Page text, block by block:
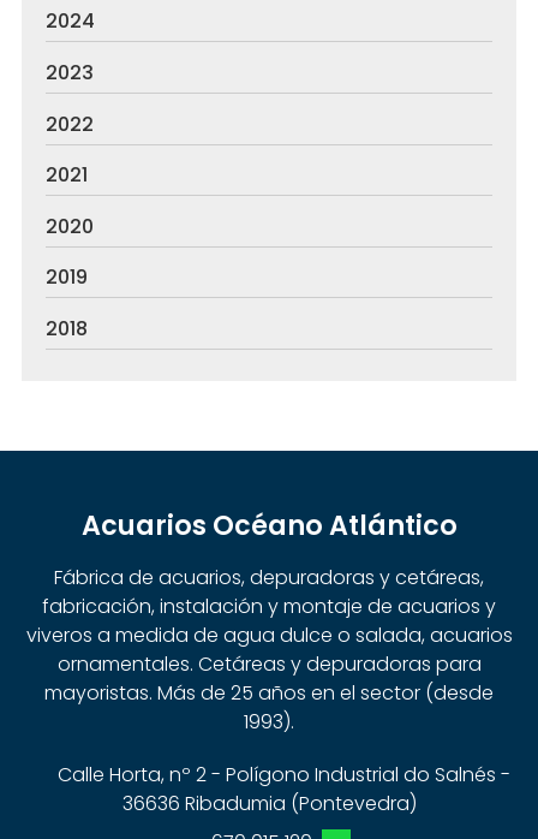
2024
2023
2022
2021
2020
2019
2018
Acuarios Océano Atlántico
Fábrica de acuarios, depuradoras y cetáreas,
fabricación, instalación y montaje de acuarios y
viveros a medida de agua dulce o salada, acuarios
ornamentales. Cetáreas y depuradoras para
mayoristas. Más de 25 años en el sector (desde
1993).
Calle Horta, nº 2 - Polígono Industrial do Salnés -
36636 Ribadumia (Pontevedra)